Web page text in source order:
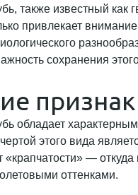
также известный как
привлекает
сохранения
обладает
этого вида
«крапчатости» —
оттенками.